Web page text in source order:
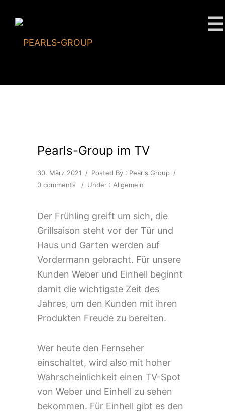
Pearls-Group im TV
30. März 2021 / Posted By : Pearls Group /
0 comments
/ Under : Allgemein
Der Frühling greift um sich, die
Grillsaison steht vor der Tür und
Haus und Garten werden auf
Vordermann gebracht. Für unsere
Kunden Weber und Einhell beginnt
damit die wichtigste Zeit des
Jahres, um den Kunden mit ihren
Produkten Freude zu bereiten.
Wer heute den Fernseher
einschaltet, wird also mit hoher
Wahrscheinlichkeit einen TV-Spot
von Weber und Einhell zu sehen
bekommen. Für Einhell gibt es den